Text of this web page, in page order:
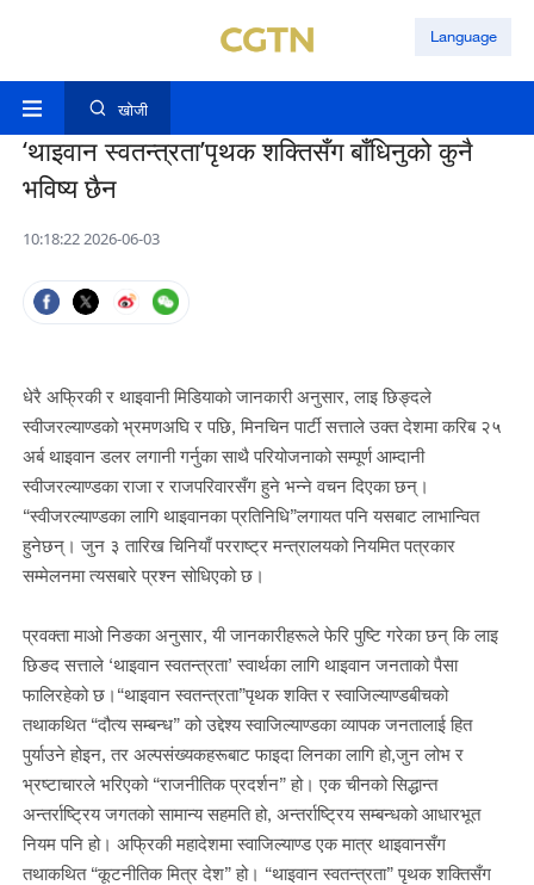
Language
खोजी
‘थाइवान स्वतन्त्रता’पृथक शक्तिसँग बाँधिनुको कुनै
भविष्य छैन
10:18:22 2026-06-03
धेरै अफ्रिकी र थाइवानी मिडियाको जानकारी अनुसार, लाइ छिङ्दले
स्वीजरल्याण्डको भ्रमणअघि र पछि, मिनचिन पार्टी सत्ताले उक्त देशमा करिब २५
अर्ब थाइवान डलर लगानी गर्नुका साथै परियोजनाको सम्पूर्ण आम्दानी
स्वीजरल्याण्डका राजा र राजपरिवारसँग हुने भन्ने वचन दिएका छन्।
“स्वीजरल्याण्डका लागि थाइवानका प्रतिनिधि”लगायत पनि यसबाट लाभान्वित
हुनेछन्। जुन ३ तारिख चिनियाँ परराष्ट्र मन्त्रालयको नियमित पत्रकार
सम्मेलनमा त्यसबारे प्रश्न सोधिएको छ।
प्रवक्ता माओ निङका अनुसार, यी जानकारीहरूले फेरि पुष्टि गरेका छन् कि लाइ
छिङद सत्ताले ‘थाइवान स्वतन्त्रता’ स्वार्थका लागि थाइवान जनताको पैसा
फालिरहेको छ।“थाइवान स्वतन्त्रता”पृथक शक्ति र स्वाजिल्याण्डबीचको
तथाकथित “दौत्य सम्बन्ध” को उद्देश्य स्वाजिल्याण्डका व्यापक जनतालाई हित
पुर्याउने होइन, तर अल्पसंख्यकहरूबाट फाइदा लिनका लागि हो,जुन लोभ र
भ्रष्टाचारले भरिएको “राजनीतिक प्रदर्शन” हो। एक चीनको सिद्धान्त
अन्तर्राष्ट्रिय जगतको सामान्य सहमति हो, अन्तर्राष्ट्रिय सम्बन्धको आधारभूत
नियम पनि हो। अफ्रिकी महादेशमा स्वाजिल्याण्ड एक मात्र थाइवानसँग
तथाकथित “कूटनीतिक मित्र देश” हो। “थाइवान स्वतन्त्रता” पृथक शक्तिसँग